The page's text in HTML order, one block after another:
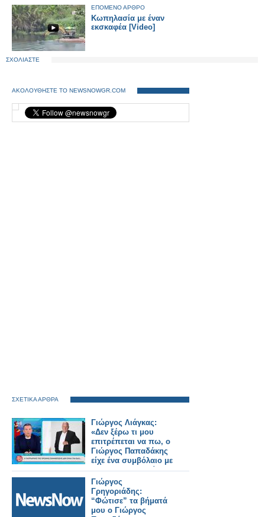
ΕΠΟΜΕΝΟ ΑΡΘΡΟ
Κωπηλασία με έναν
εκσκαφέα [Video]
ΣΧΟΛΙΑΣΤΕ
ΑΚΟΛΟΥΘΗΣΤΕ ΤΟ NEWSNOWGR.COM
ΣΧΕΤΙΚΑ ΑΡΘΡΑ
Γιώργος Λιάγκας:
«Δεν ξέρω τι μου
επιτρέπεται να πω, ο
Γιώργος Παπαδάκης
είχε ένα συμβόλαιο με
τον ΑΝΤ1 - Γνωρίζω
ότι το συμβόλαιο θα
συνέχιζε, θα
ανανεωνόταν»
Γιώργος
Γρηγοριάδης:
“Φώτισε” τα βήματά
μου ο Γιώργος